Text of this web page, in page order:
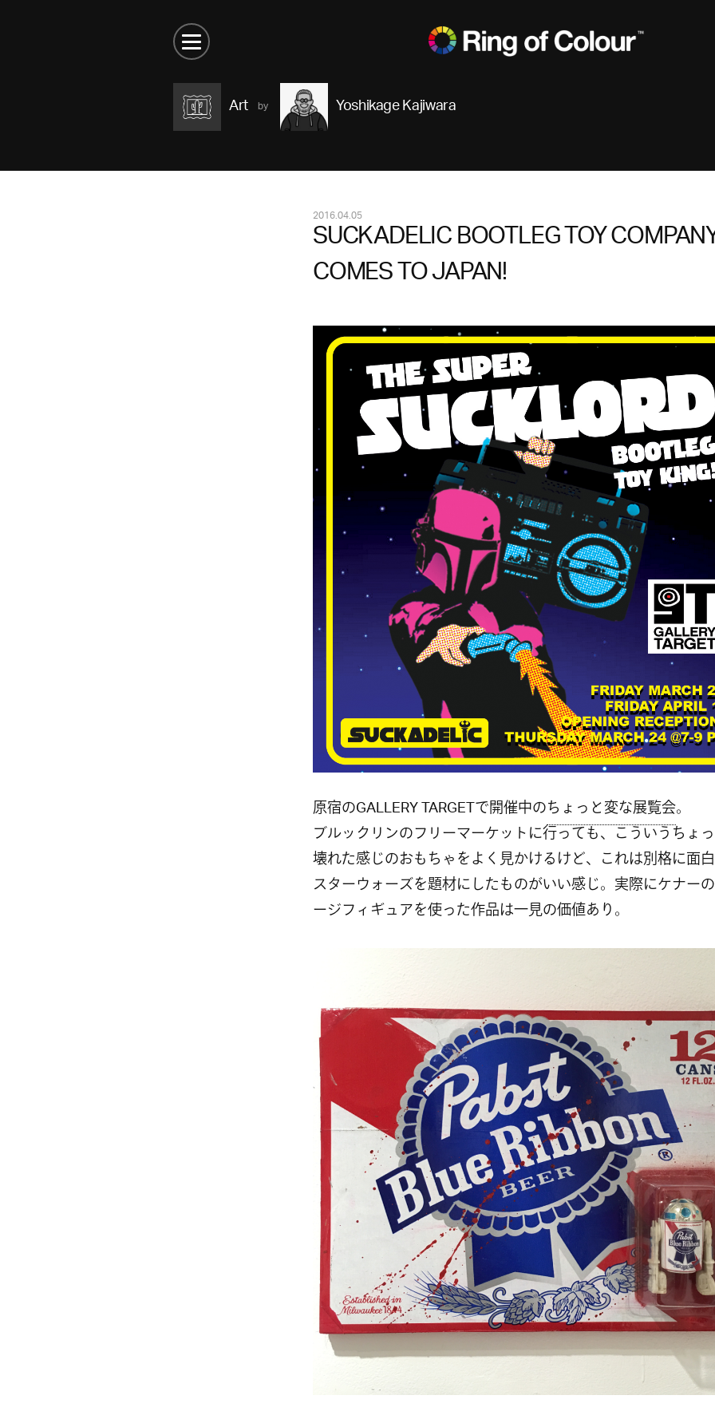
Art Yoshikage Kajiwara
2016.04.05
SUCKADELIC BOOTLEG TOY
COMES TO JAPAN!
原宿のGALLERY TARGETで開催中のちょっと変な展覧会。
ブルックリンのフリーマーケットに行っても、こういうちょ
壊れた感じのおもちゃをよく見かけるけど、これは別格に面
スターウォーズを題材にしたものがいい感じ。実際にケナー
ージフィギュアを使った作品は一見の価値あり。